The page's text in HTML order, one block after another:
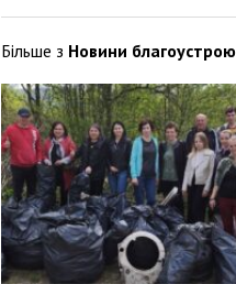
Більше з Новини благоустрою